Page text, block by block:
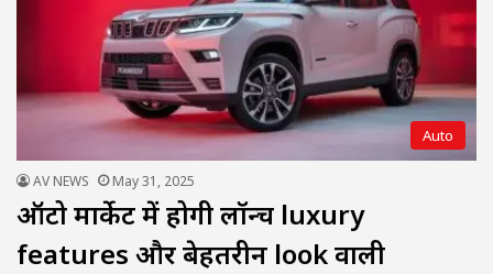
Auto
AV NEWS May 31, 2025
ऑटो मार्केट में होगी लॉन्च luxury
features और बेहतरीन look वाली